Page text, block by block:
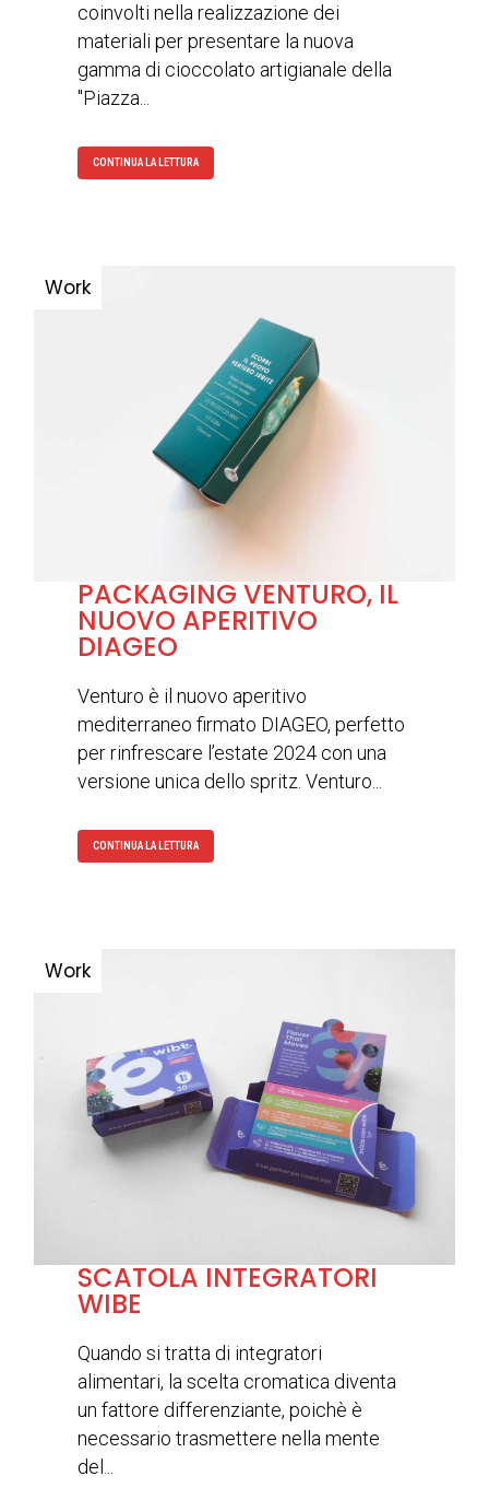
coinvolti nella realizzazione dei
materiali per presentare la nuova
gamma di cioccolato artigianale della
"Piazza...
CONTINUA LA LETTURA
PACKAGING VENTURO, IL
NUOVO APERITIVO
DIAGEO
Venturo è il nuovo aperitivo
mediterraneo firmato DIAGEO, perfetto
per rinfrescare l’estate 2024 con una
versione unica dello spritz. Venturo...
CONTINUA LA LETTURA
SCATOLA INTEGRATORI
WIBE
Quando si tratta di integratori
alimentari, la scelta cromatica diventa
un fattore differenziante, poichè è
necessario trasmettere nella mente
del...